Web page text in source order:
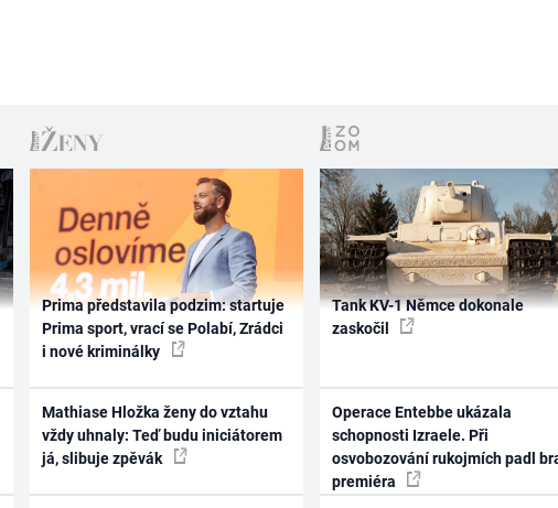
Prima představila podzim: startuje
Prima sport, vrací se Polabí, Zrádci
i nové kriminálky
Mathiase Hložka ženy do vztahu
vždy uhnaly: Teď budu iniciátorem
já, slibuje zpěvák
Tank KV-1 Němce dokonale
zaskočil
Operace Entebbe ukázala
schopnosti Izraele. Při
osvobozování rukojmích padl
premiéra